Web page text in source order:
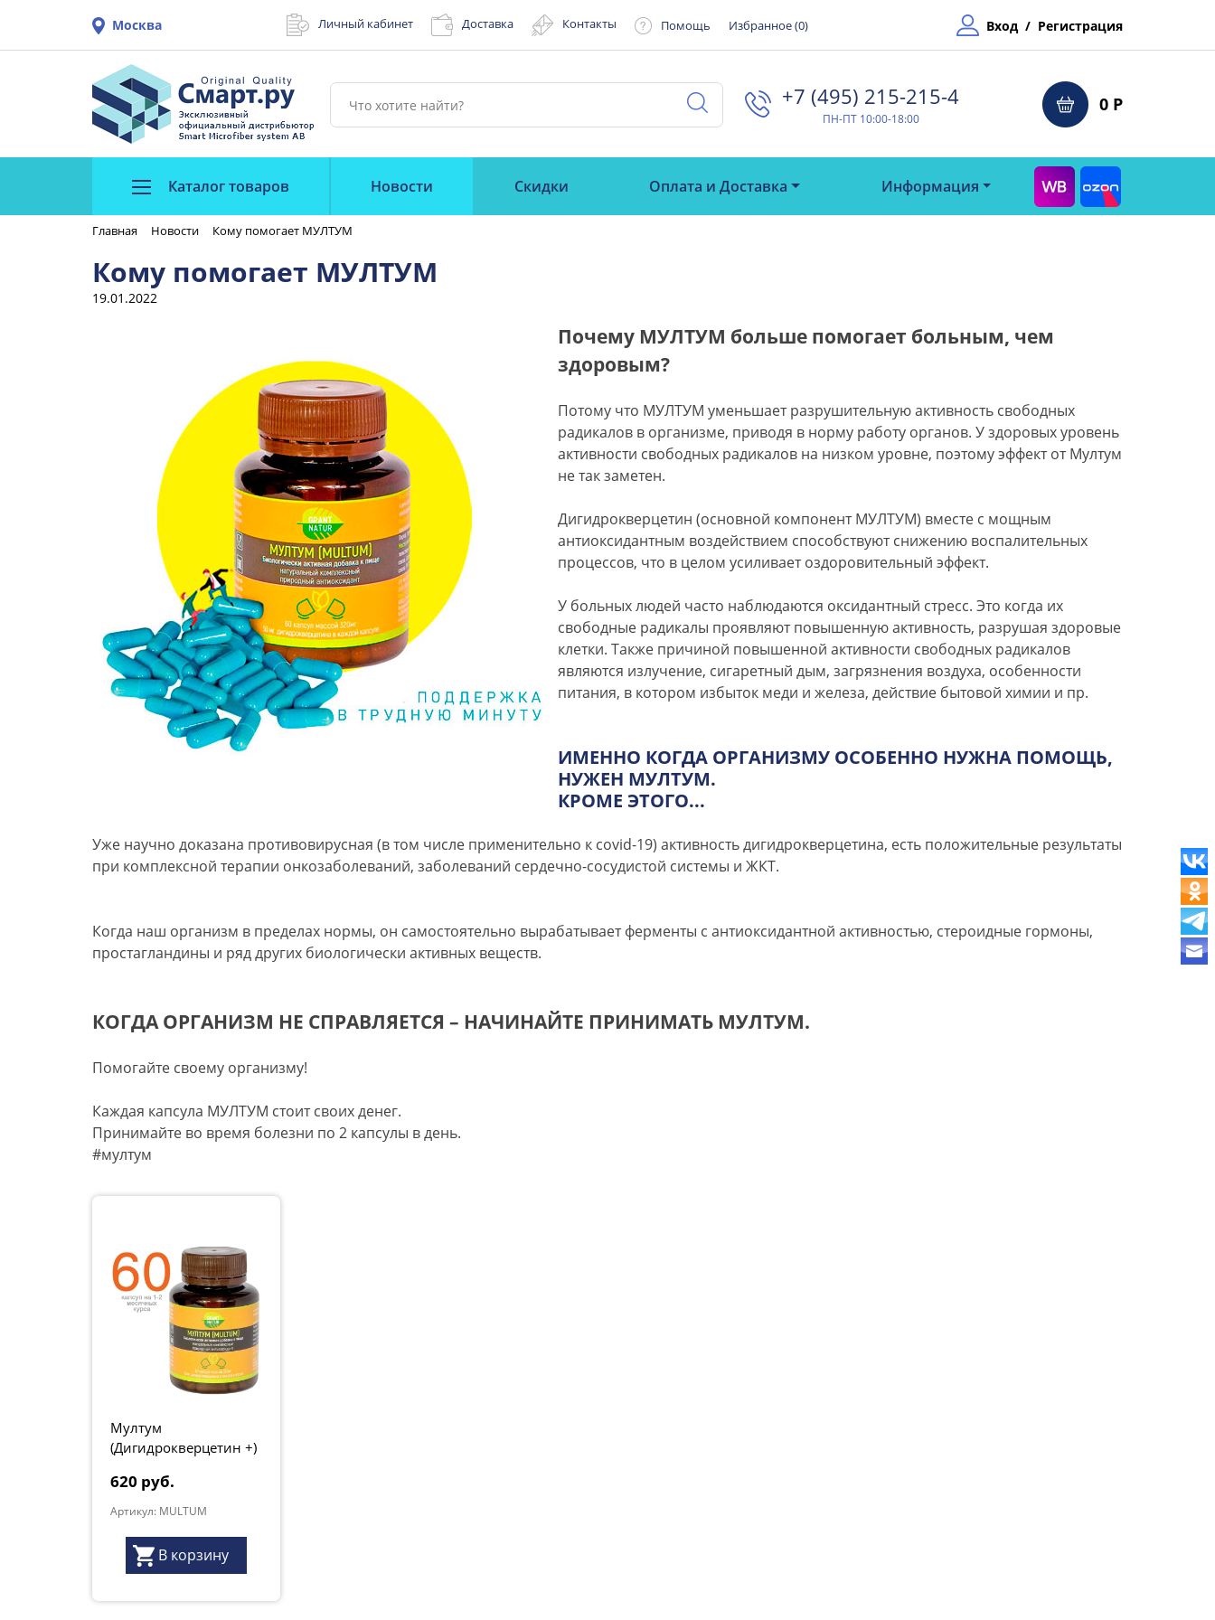
Москва Личный кабинет Доставка Контакты Помощь Избранное (0) Вход / Регистрация
+7 (495) 215-215-4⁠
ПН-ПТ 10:00-18:00
0 Р
Каталог товаров Новости Скидки Оплата и Доставка Информация
Главная Новости Кому помогает МУЛТУМ
Кому помогает МУЛТУМ
19.01.2022
Почему МУЛТУМ больше помогает больным, чем
здоровым?
Потому что МУЛТУМ уменьшает разрушительную активность свободных
радикалов в организме, приводя в норму работу органов. У здоровых уровень
активности свободных радикалов на низком уровне, поэтому эффект от Мултум
не так заметен.
Дигидрокверцетин (основной компонент МУЛТУМ) вместе с мощным
антиоксидантным воздействием способствуют снижению воспалительных
процессов, что в целом усиливает оздоровительный эффект.
У больных людей часто наблюдаются оксидантный стресс. Это когда их
свободные радикалы проявляют повышенную активность, разрушая здоровые
клетки. Также причиной повышенной активности свободных радикалов
являются излучение, сигаретный дым, загрязнения воздуха, особенности
питания, в котором избыток меди и железа, действие бытовой химии и пр.
ИМЕННО КОГДА ОРГАНИЗМУ ОСОБЕННО НУЖНА ПОМОЩЬ,
НУЖЕН МУЛТУМ.
КРОМЕ ЭТОГО...
Уже научно доказана противовирусная (в том числе применительно к covid-19) активность дигидрокверцетина, есть положительные результаты
при комплексной терапии онкозаболеваний, заболеваний сердечно-сосудистой системы и ЖКТ.
Когда наш организм в пределах нормы, он самостоятельно вырабатывает ферменты с антиоксидантной активностью, стероидные гормоны,
простагландины и ряд других биологически активных веществ.
КОГДА ОРГАНИЗМ НЕ СПРАВЛЯЕТСЯ – НАЧИНАЙТЕ ПРИНИМАТЬ МУЛТУМ.
Помогайте своему организму!
Каждая капсула МУЛТУМ стоит своих денег.
Принимайте во время болезни по 2 капсулы в день.
#мултум
Мултум
(Дигидрокверцетин +)
620 руб.
Артикул: MULTUM
В корзину